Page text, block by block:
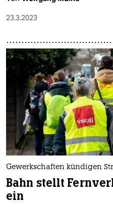
23.3.2023
Gewerkschaften kündigen
Bahn stellt
ein